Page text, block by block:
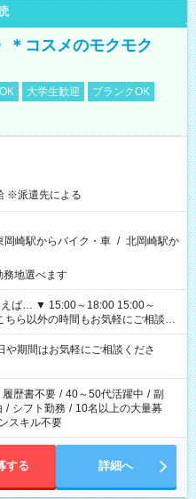
＊コスメのモクモク
大学生歓迎
ブランクOK
※派遣先による
岡崎駅からバイク・車 / 北岡崎駅か
地選べます
期間はお気軽にご相談くださ
履歴書不要 / 40～50代活躍中 / 副
/ シフト勤務 / 10名以上の大量募
スキル不要
する 詳細へ